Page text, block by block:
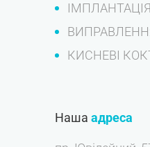
ІМПЛАНТАЦІЯ
КИСНЕВІ
Наша адреса